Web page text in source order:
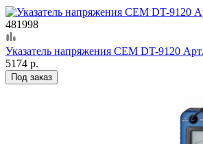
481998
Указатель напряжения CEM DT-9120
5174 р.
Под заказ